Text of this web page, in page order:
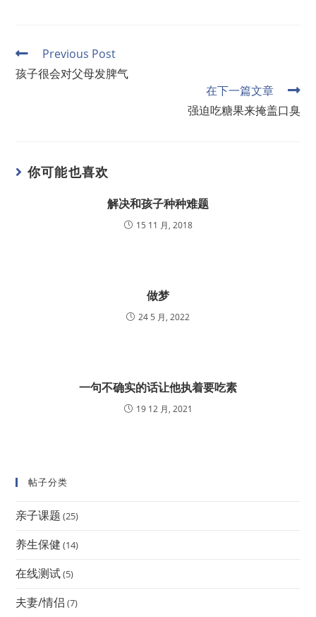
Previous Post
孩子很会对父母发脾气
在下一篇文章
强迫吃糖果来掩盖口臭
你可能也喜欢
解决和孩子种种难题
15 11 月, 2018
做梦
24 5 月, 2022
一句不确实的话让他执着要吃素
19 12 月, 2021
帖子分类
亲子课题 (25)
养生保健 (14)
在线测试(5)
夫妻/情侣 (7)